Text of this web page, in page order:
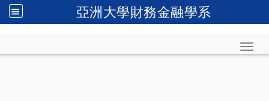
亞洲大學財務金融學系